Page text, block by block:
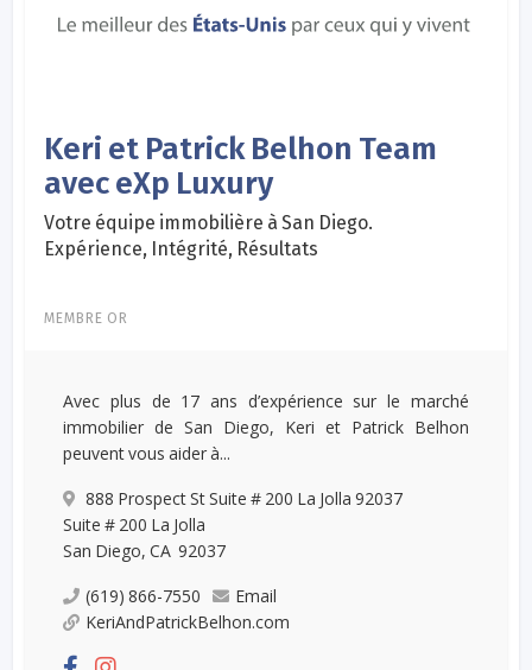
Keri et Patrick Belhon Team
avec eXp Luxury
Votre équipe immobilière à San Diego.
Expérience, Intégrité, Résultats
MEMBRE OR
Avec plus de 17 ans d’expérience sur le marché
immobilier de San Diego, Keri et Patrick Belhon
peuvent vous aider à...
888 Prospect St Suite # 200 La Jolla 92037
Suite # 200 La Jolla
San Diego, CA 92037
(619) 866-7550
Email
KeriAndPatrickBelhon.com